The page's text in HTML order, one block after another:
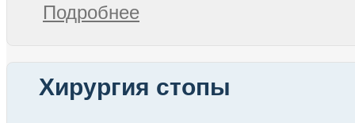
Подробнее
Хирургия стопы